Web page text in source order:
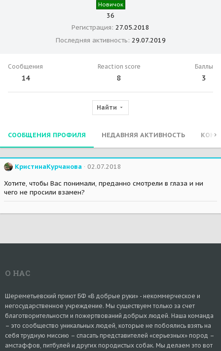
Новичок
36
Регистрация 27.05.2018
Последняя активность 29.07.2019
Сообщения
14
Reaction score
8
Баллы
3
Найти
СООБЩЕНИЯ ПРОФИЛЯ НЕДАВНЯЯ АКТИВНОСТЬ
КристинаКурчанова 02.07.2018
Хотите, чтобы Вас понимали, преданно смотрели в глаза и ни
чего не просили взамен?
О НАС
Шереметьевский приют БФ «В добрые руки» - некоммерческое и
негосударственное учреждение. Мы существуем только за счет
благотворительности и пожертвований добрых людей. Наша команда
– это сообщество уникальных людей, которые не побоялись взять на
себя трудную миссию – спасать представителей «серьезных» пород –
амстаффов, питбулей и других породистых собак. Мы делаем это вот